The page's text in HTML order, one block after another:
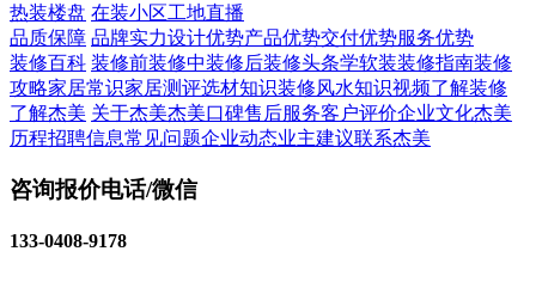
热装楼盘 在装小区工地直播
品质保障 品牌实力设计优势产品优势交付优势服务优势
装修百科 装修前装修中装修后装修头条学软装装修指南装修
攻略家居常识家居测评选材知识装修风水知识视频了解装修
了解杰美 关于杰美杰美口碑售后服务客户评价企业文化杰美
历程招聘信息常见问题企业动态业主建议联系杰美
咨询报价电话/微信
133-0408-9178